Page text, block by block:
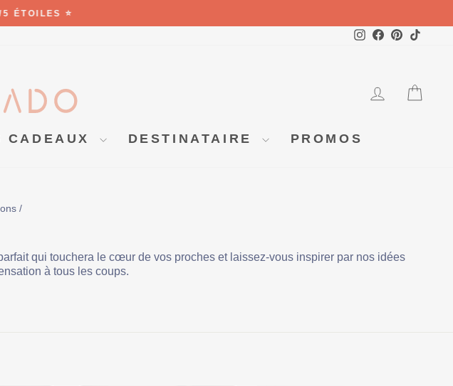
⭐
Instagram
Facebook
Pinterest
SE
CADEAUX DESTINATAIRE PROMOS
/
qui touchera le cœur de vos proches et laissez-vous inspirer par nos idées
à tous les coups.